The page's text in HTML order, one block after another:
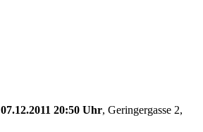
07.12.2011 20:50 Uhr, Geringergasse 2,